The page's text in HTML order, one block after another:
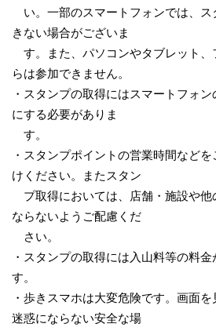
い。一部のスマートフォンでは、ス
きない場合がございま
す。また、パソコンやタブレット、
らは参加できません。
・スタンプの取得にはスマートフォ
にする必要がありま
す。
・スタンプポイントの営業時間など
けください。またスタン
プ取得においては、店舗・施設や他
ならないようご配慮くだ
さい。
・スタンプの取得には入山料等の料
す。
・歩きスマホは大変危険です。画面
迷惑にならない安全な場